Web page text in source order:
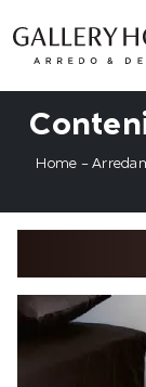
Home -